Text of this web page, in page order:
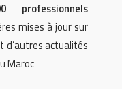
professionnels
mises à jour sur
d’autres actualités
Maroc